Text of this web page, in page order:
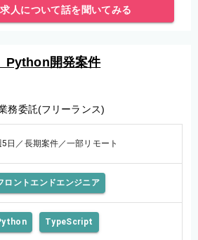
人について話を聞いてみる
Python開発案件
務委託(フリーランス)
5日／長期案件／一部リモート
ロントエンドエンジニア
TypeScript